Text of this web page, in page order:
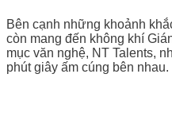
Bên cạnh những khoảnh
còn mang đến không khí
mục văn nghệ, NT Talents,
phút giây ấm cúng bên nhau.